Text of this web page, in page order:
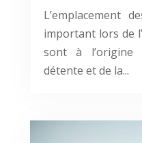
L’emplacement
important lors de
sont à l’origine
détente et de la...